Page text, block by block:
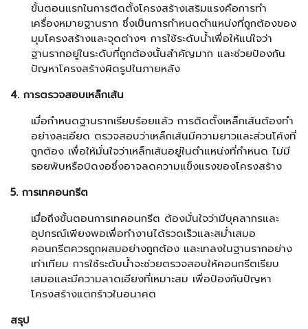
ขั้นตอนแรกในการติดตั้งโครงสร้างเสริมแรงคือการทำ
เครื่องหมายฐานราก ซึ่งเป็นการกำหนดตำแหน่งที่ถูกต้องของ
มุมโครงสร้างและจุดต่างๆ การใช้ระดับน้ำเพื่อให้แน่ใจว่า
ฐานรากอยู่ในระดับที่ถูกต้องนั้นสำคัญมาก และช่วยป้องกัน
ปัญหาโครงสร้างผิดรูปในภายหลัง
4. การตรวจสอบเหล็กเส้น
เมื่อกำหนดฐานรากเรียบร้อยแล้ว การติดตั้งเหล็กเส้นต้องทำ
อย่างละเอียด ตรวจสอบว่าเหล็กเส้นมีความยาวและส่วนโค้งที่
ถูกต้อง เพื่อให้มั่นใจว่าเหล็กเส้นอยู่ในตำแหน่งที่กำหนด ไม่มี
รอยพับหรือบิดงอซึ่งอาจลดความแข็งแรงของโครงสร้าง
5. การเทคอนกรีต
เมื่อถึงขั้นตอนการเทคอนกรีต ต้องมั่นใจว่ามีบุคลากรและ
อุปกรณ์เพียงพอเพื่อทำงานได้รวดเร็วและสม่ำเสมอ
คอนกรีตควรถูกผสมอย่างถูกต้อง และเทลงในฐานรากอย่าง
เท่าเทียม การใช้ระดับน้ำจะช่วยตรวจสอบให้คอนกรีตเรียบ
เสมอและมีความลาดเอียงที่เหมาะสม เพื่อป้องกันปัญหา
โครงสร้างแตกร้าวในอนาคต
สรุป